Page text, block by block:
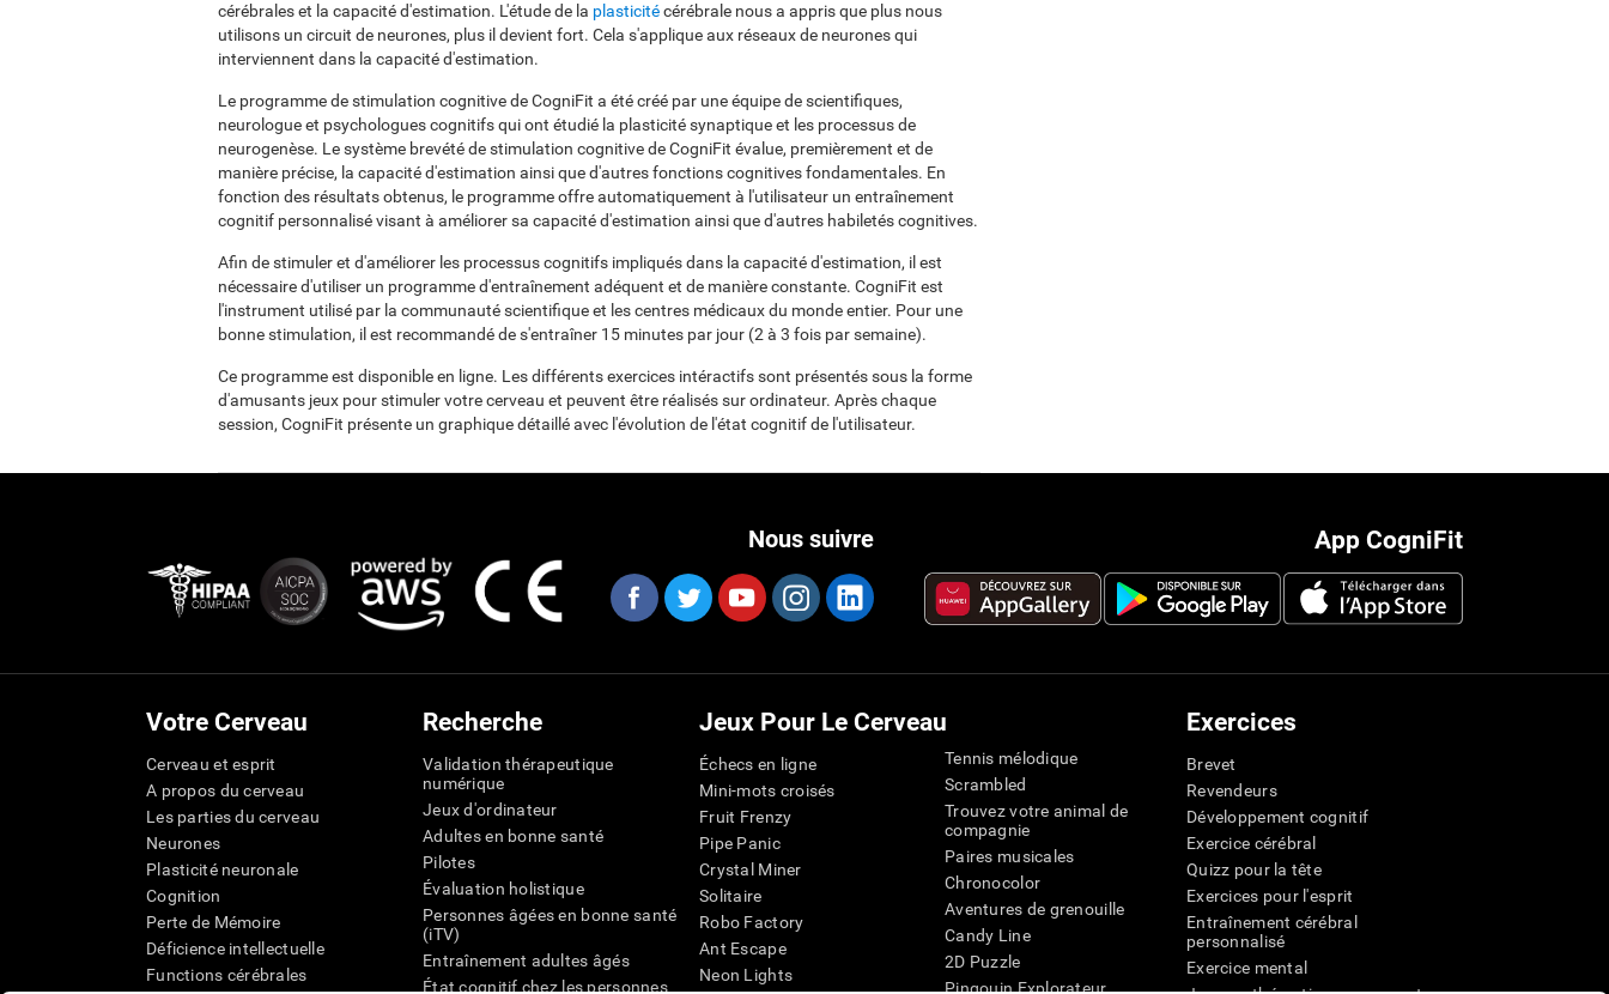
cérébrales et la capacité d'estimation. L'étude de la plasticitécérébrale nous a appris que plus nous
utilisons un circuit de neurones, plus il devient fort. Cela s'applique aux réseaux de neurones qui
interviennent dans la capacité d'estimation.
Le programme de stimulation cognitive de CogniFit a été créé par une équipe de scientifiques,
neurologue et psychologues cognitifs qui ont étudié la plasticité synaptique et les processus de
neurogenèse. Le système brevété de stimulation cognitive de CogniFit évalue, premièrement et de
manière précise, la capacité d'estimation ainsi que d'autres fonctions cognitives fondamentales. En
fonction des résultats obtenus, le programme offre automatiquement à l'utilisateur un entraînement
cognitif personnalisé visant à améliorer sa capacité d'estimation ainsi que d'autres habiletés cognitives.
Afin de stimuler et d'améliorer les processus cognitifs impliqués dans la capacité d'estimation, il est
nécessaire d'utiliser un programme d'entraînement adéquent et de manière constante. CogniFit est
l'instrument utilisé par la communauté scientifique et les centres médicaux du monde entier. Pour une
bonne stimulation, il est recommandé de s'entraîner 15 minutes par jour (2 à 3 fois par semaine).
Ce programme est disponible en ligne. Les différents exercices intéractifs sont présentés sous la forme
d'amusants jeux pour stimuler votre cerveau et peuvent être réalisés sur ordinateur. Après chaque
session, CogniFit présente un graphique détaillé avec l'évolution de l'état cognitif de l'utilisateur.
App CogniFit
Nous suivre
Votre Cerveau
Cerveau et esprit
A propos du cerveau
Les parties du cerveau
Neurones
Plasticité neuronale
Cognition
Perte de Mémoire
Déficience intellectuelle
Functions cérébrales
Recherche
Validation thérapeutique
numérique
Jeux d'ordinateur
Adultes en bonne santé
Pilotes
Évaluation holistique
Personnes âgées en bonne santé
(iTV)
Entraînement adultes âgés
État cognitif chez les personnes
Jeux Pour Le Cerveau
Échecs en ligne
Mini-mots croisés
Fruit Frenzy
Pipe Panic
Crystal Miner
Solitaire
Robo Factory
Ant Escape
Neon Lights
Tennis mélodique
Scrambled
Trouvez votre animal de
compagnie
Paires musicales
Chronocolor
Aventures de grenouille
Candy Line
2D Puzzle
Pingouin Explorateur
Exercices
Brevet
Revendeurs
Développement cognitif
Exercice cérébral
Quizz pour la tête
Exercices pour l'esprit
Entraînement cérébral
personnalisé
Exercice mental